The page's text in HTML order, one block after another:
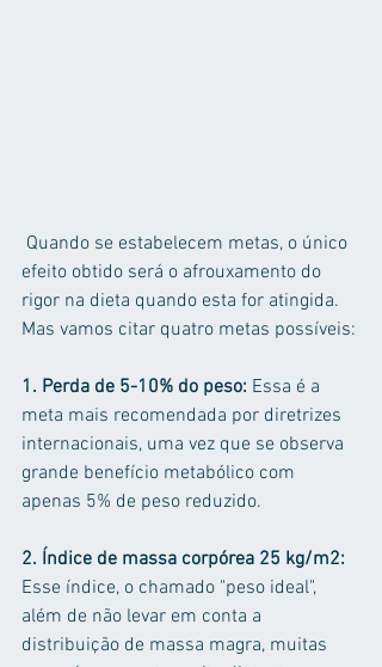
efeito obtido será o afrouxamento do
rigor na dieta quando esta for atingida.
Mas vamos citar quatro metas possíveis:
1. Perda de 5-10% do peso: Essa é a
meta mais recomendada por diretrizes
internacionais, uma vez que se observa
grande benefício metabólico com
apenas 5% de peso reduzido.
2. Índice de massa corpórea 25 kg/m2:
Esse índice, o chamado "peso ideal",
além de não levar em conta a
distribuição de massa magra, muitas